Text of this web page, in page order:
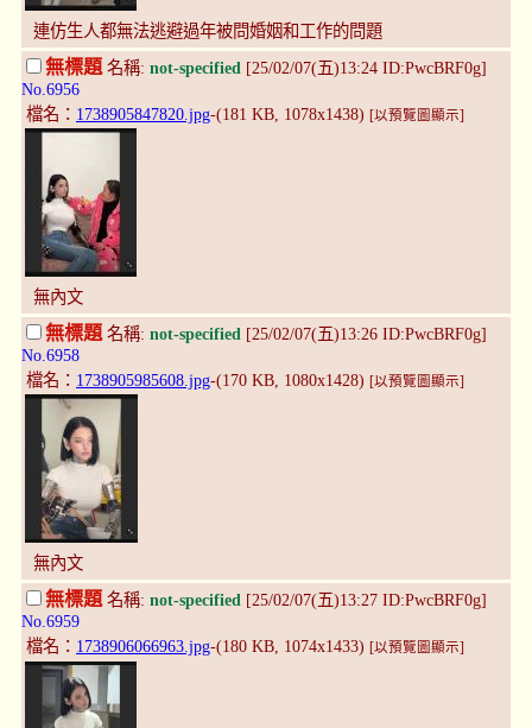
連仿生人都無法逃避過年被問婚姻和工作的問題
無標題 名稱: not-specified [25/02/07(五)13:24 ID:PwcBRF0g]
No.6956
檔名： 1738905847820.jpg-(181 KB, 1078x1438) [以預覽圖顯示]
無內文
無標題 名稱: not-specified [25/02/07(五)13:26 ID:PwcBRF0g]
No.6958
檔名： 1738905985608.jpg-(170 KB, 1080x1428) [以預覽圖顯示]
無內文
無標題名稱: not-specified [25/02/07(五)13:27 ID:PwcBRF0g]
No.6959
檔名： 1738906066963.jpg-(180 KB, 1074x1433) [以預覽圖顯示]